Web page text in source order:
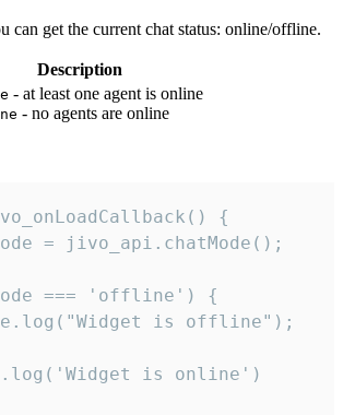
can get the current chat status: online/offline.
Description
- at least one agent is online
- no agents are online
{
= jivo_api.chatMode();
=== 'offline') {
is offline");
is online')